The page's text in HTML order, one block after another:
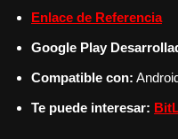
Enlace de Referencia
Google Play
Compatible con:
Te puede interesar: